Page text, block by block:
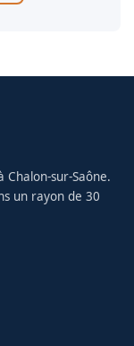
sur-Saône.
un rayon de 30